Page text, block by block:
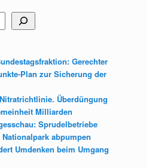
Gerechter
Plan zur Sicherung der
Überdüngung
Milliarden
Sprudelbetriebe
abpumpen
Umdenken beim Umgang